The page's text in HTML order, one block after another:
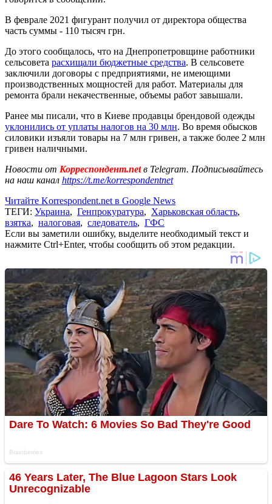
В феврале 2021 фигурант получил от директора общества
часть суммы - 110 тысяч грн.
До этого сообщалось, что на Днепропетровщине работники
сельсовета расхищали бюджетные средства. В сельсовете
заключили договоры с предприятиями, не имеющими
производственных мощностей для работ. Материалы для
ремонта брали некачественные, объемы работ завышали.
Ранее мы писали, что в Киеве продавцы брендовой одежды
уклонились от уплаты налогов на 30 млн. Во время обысков
силовики изъяли товары на 7 млн гривен, а также более 2 млн
гривен наличными.
Новости от Корреспондент.netв Telegram. Подписывайтесь
на наш канал https://t.me/korrespondentnet
Читайте Korrespondent.net в Google News
ТЕГИ: Украина, Генпрокуратура, Харьковская область,
взятка, налоговая, следователь, ГФС
Если вы заметили ошибку, выделите необходимый текст и
нажмите Ctrl+Enter, чтобы сообщить об этом редакции.